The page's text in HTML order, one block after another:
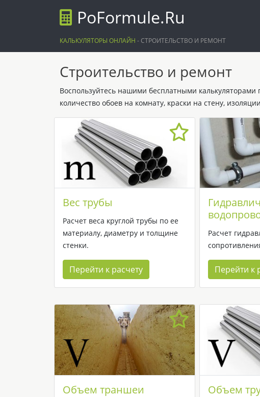
PoFormule.Ru
КАЛЬКУЛЯТОРЫ ОНЛАЙН -СТРОИТЕЛЬСТВО И РЕМОНТ
Строительство и ремонт
Воспользуйтесь нашими бесплатными калькуляторами
количество обоев на комнату, краски на стену,
Вес трубы
Расчет веса круглой трубы по ее
материалу, диаметру и толщине
стенки.
Перейти к расчету
Расчет
Перейти к
Объем траншеи Объем